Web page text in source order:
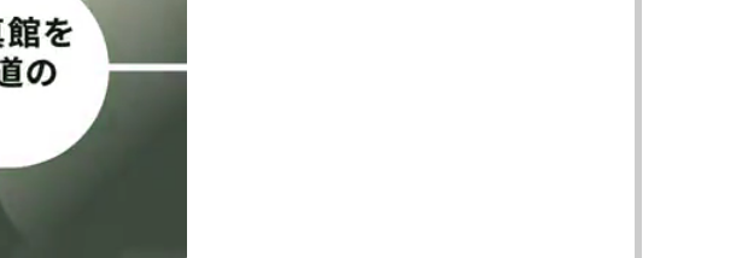
）
）が、この試合を